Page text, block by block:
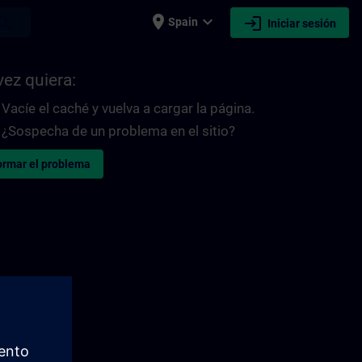
place Spain expand_more login Iniciar sesión
quiera:
Vacíe el caché y vuelva a cargar la página.
¿Sospecha de un problema en el sitio?
el problema